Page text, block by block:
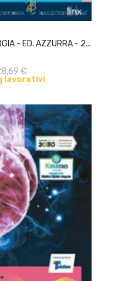
- ED. AZZURRA - 2...
€
lavorativi